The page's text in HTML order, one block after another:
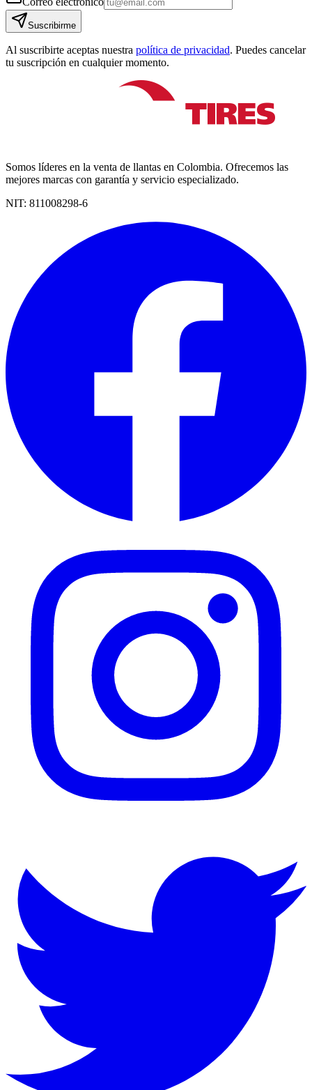
Suscribirme
Al suscribirte aceptas nuestra política de privacidad. Puedes cancelar
tu suscripción en cualquier momento.
Somos líderes en la venta de llantas en Colombia. Ofrecemos las
mejores marcas con garantía y servicio especializado.
NIT: 811008298-6